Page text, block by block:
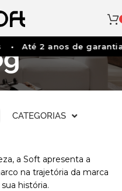
Até 2 anos de garantia
CATEGORIAS
a Soft apresenta a
na trajetória da marca
história.